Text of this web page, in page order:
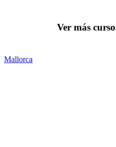
Ver más
Mallorca